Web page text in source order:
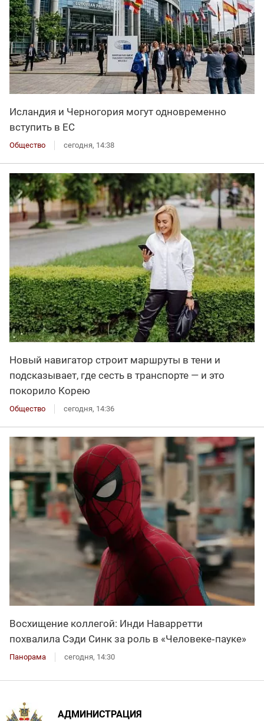
Исландия и Черногория могут одновременно
вступить в ЕС
Общество сегодня, 14:38
Новый навигатор строит маршруты в тени и
подсказывает, где сесть в транспорте — и это
покорило Корею
Общество сегодня, 14:36
Восхищение коллегой: Инди Наварретти
похвалила Сэди Синк за роль в «Человеке‑пауке»
Панорама сегодня, 14:30
АДМИНИСТРАЦИЯ